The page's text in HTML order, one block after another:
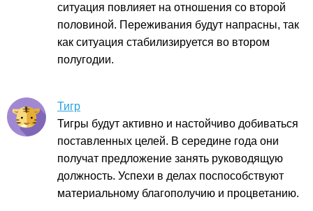
ситуация повлияет на отношения со второй
половиной. Переживания будут напрасны, так
как ситуация стабилизируется во втором
полугодии.
Тигр
Тигры будут активно и настойчиво добиваться
поставленных целей. В середине года они
получат предложение занять руководящую
должность. Успехи в делах поспособствуют
материальному благополучию и процветанию.